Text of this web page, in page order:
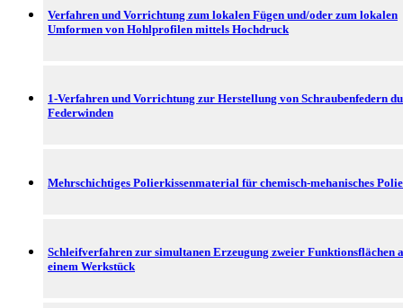
Verfahren und Vorrichtung zum lokalen Fügen und/oder zum lokalen
Umformen von Hohlprofilen mittels Hochdruck
1-Verfahren und Vorrichtung zur Herstellung von Schraubenfedern
Federwinden
Mehrschichtiges Polierkissenmaterial für chemisch-mehanisches
Schleifverfahren zur simultanen Erzeugung zweier Funktionsflächen
einem Werkstück